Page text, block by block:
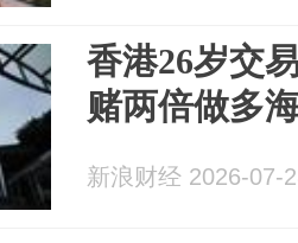
香港26岁交
赌两倍做多
新浪财经 2026-07-